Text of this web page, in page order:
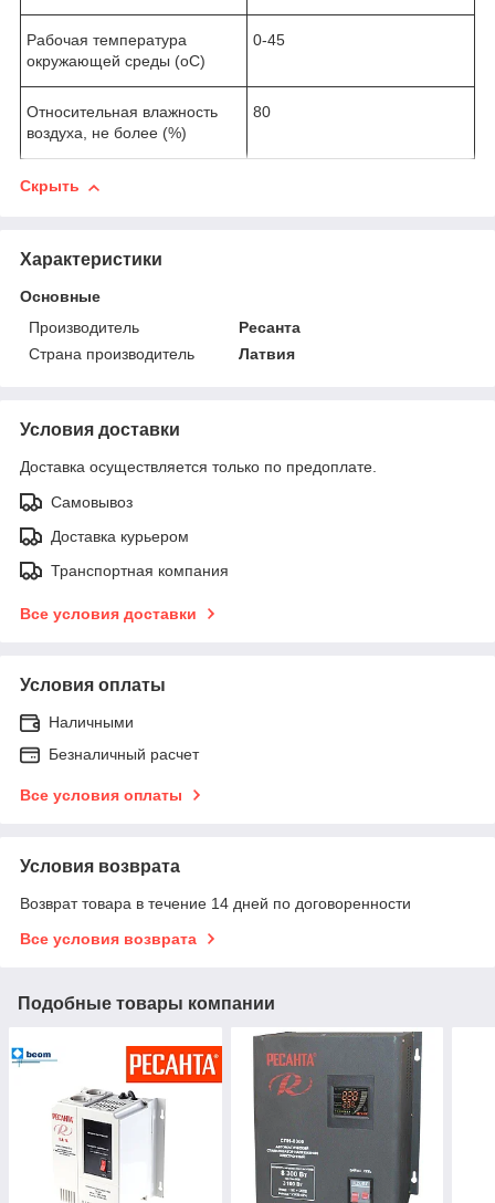
Рабочая температура
окружающей среды (оС)
0-45
Относительная влажность
воздуха, не более (%)
80
Скрыть
Характеристики
Основные
Производитель
Ресанта
Страна производитель
Латвия
Условия доставки
Доставка осуществляется только по предоплате.
Самовывоз
Доставка курьером
Транспортная компания
Все условия доставки
Условия оплаты
Наличными
Безналичный расчет
Все условия оплаты
Условия возврата
Возврат товара в течение 14 дней по договоренности
Все условия возврата
Подобные товары компании